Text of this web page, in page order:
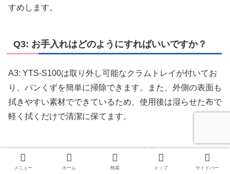
すめします。
Q3: お手入れはどのようにすればいいですか？
A3: YTS-S100は取り外し可能なクラムトレイが付いてお
り、パンくずを簡単に掃除できます。また、外側の表面も
拭きやすい素材でできているため、使用後は湿らせた布で
軽く拭くだけで清潔に保てます。
Q4: YTS-S100はどのくらいの消費電力ですか？
メニュー ホーム 検索 トップ サイドバー